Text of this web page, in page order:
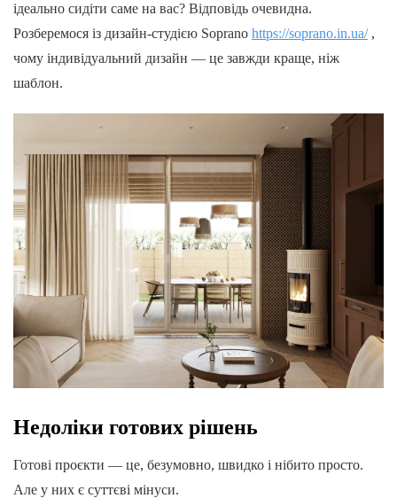
ідеально сидіти саме на вас? Відповідь очевидна.
Розберемося із дизайн-студією Soprano https://soprano.in.ua/,
чому індивідуальний дизайн — це завжди краще, ніж
шаблон.
Недоліки готових рішень
Готові проєкти — це, безумовно, швидко і нібито просто.
Але у них є суттєві мінуси.